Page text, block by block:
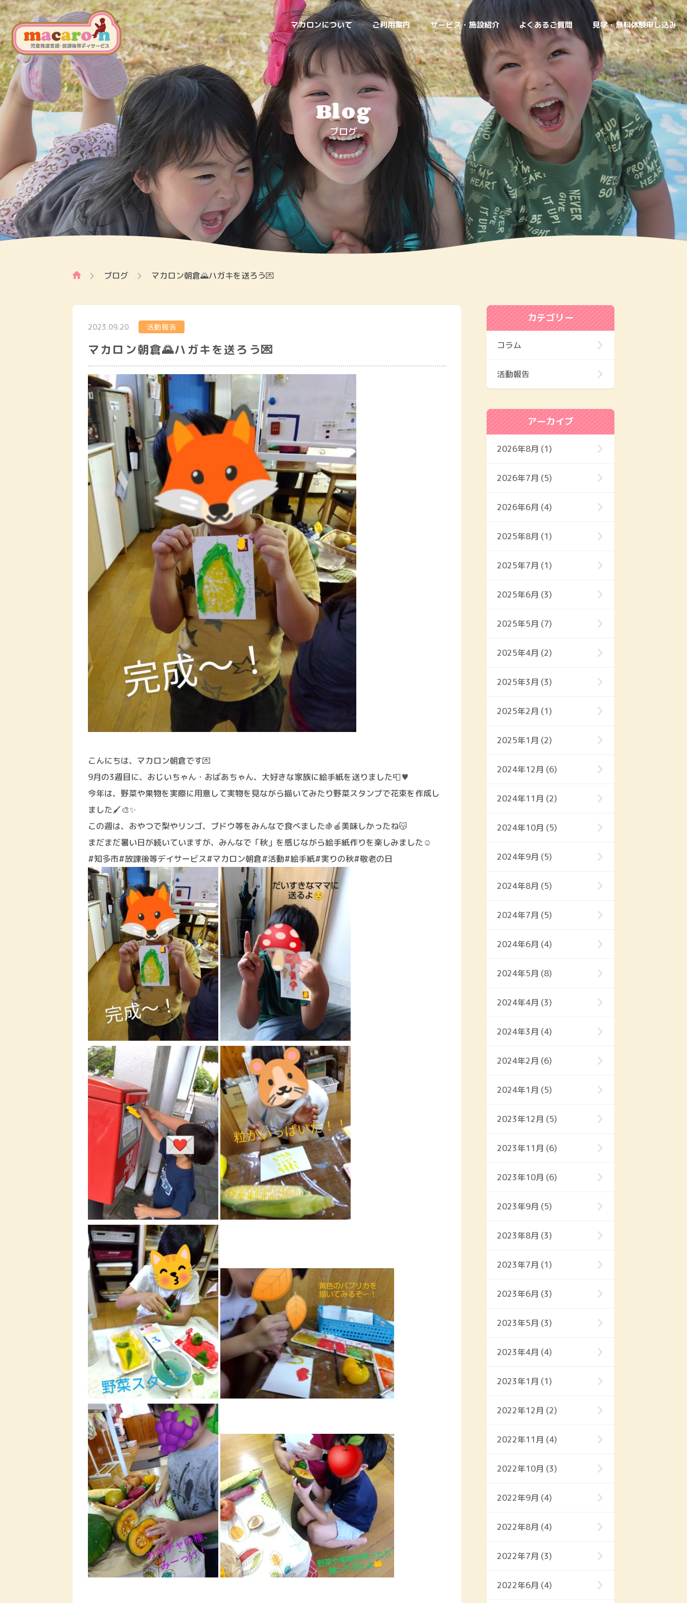
マカロンについて ご利用案内 サービス・施設紹介 よくあるご質問 見学・無料体験申し込み
Blog
ブログ
ブログ マカロン朝倉🌄ハガキを送ろう💌
2023.09.20 活動報告
マカロン朝倉🌄ハガキを送ろう💌
こんにちは、マカロン朝倉です💌
9月の3週目に、おじいちゃん・おばあちゃん、大好きな家族に絵手紙を送りました📮♥
今年は、野菜や果物を実際に用意して実物を見ながら描いてみたり野菜スタンプで花束を作成し
ました🖌🎨✨
この週は、おやつで梨やリンゴ、ブドウ等をみんなで食べました🍇🍎美味しかったね😽
まだまだ暑い日が続いていますが、みんなで「秋」を感じながら絵手紙作りを楽しみました☺️
#知多市#放課後等デイサービス#マカロン朝倉#活動#絵手紙#実りの秋#敬老の日
カテゴリー
コラム
活動報告
アーカイブ
2026年8月 (1)
2026年7月 (5)
2026年6月 (4)
2025年8月 (1)
2025年7月 (1)
2025年6月 (3)
2025年5月 (7)
2025年4月 (2)
2025年3月 (3)
2025年2月 (1)
2025年1月 (2)
2024年12月 (6)
2024年11月 (2)
2024年10月 (5)
2024年9月 (5)
2024年8月 (5)
2024年7月 (5)
2024年6月 (4)
2024年5月 (8)
2024年4月 (3)
2024年3月 (4)
2024年2月 (6)
2024年1月 (5)
2023年12月 (5)
2023年11月 (6)
2023年10月 (6)
2023年9月 (5)
2023年8月 (3)
2023年7月 (1)
2023年6月 (3)
2023年5月 (3)
2023年4月 (4)
2023年1月 (1)
2022年12月 (2)
2022年11月 (4)
2022年10月 (3)
2022年9月 (4)
2022年8月 (4)
2022年7月 (3)
2022年6月 (4)